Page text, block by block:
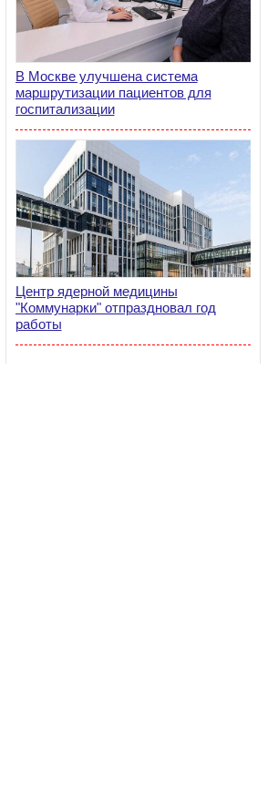
В Москве улучшена система
маршрутизации пациентов для
госпитализации
Центр ядерной медицины
"Коммунарки" отпраздновал год
работы